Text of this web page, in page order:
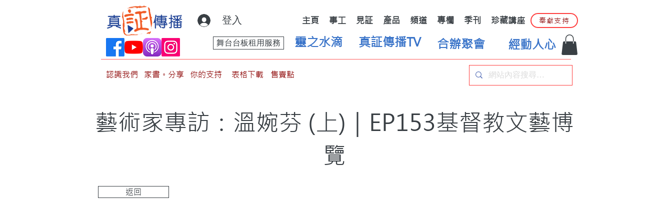
登入 主頁 事工 見証 產品 頻道 專欄 季刊 珍藏講座 奉獻支持
靈之水滴
舞台台板租用服務 真証傳播TV 合辦聚會 經動人心
認識我們 家書。分享 你的支持 表格下載 售賣點
藝術家專訪：溫婉芬 (上)｜EP153基督教文藝博
覽
返回